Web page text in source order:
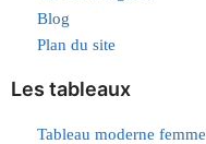
Blog
Plan du site
Les tableaux
Tableau moderne femme